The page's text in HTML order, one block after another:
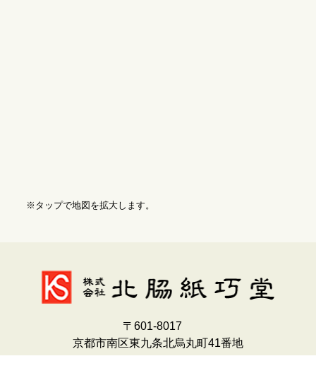
※タップで地図を拡大します。
〒601-8017
京都市南区東九条北烏丸町41番地